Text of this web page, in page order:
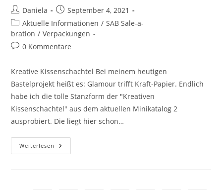
Daniela
September 4, 2021
Aktuelle Informationen / SAB Sale-a-
bration / Verpackungen
0 Kommentare
Kreative Kissenschachtel Bei meinem heutigen
Bastelprojekt heißt es: Glamour trifft Kraft-Papier. Endlich
habe ich die tolle Stanzform der "Kreativen
Kissenschachtel" aus dem aktuellen Minikatalog 2
ausprobiert. Die liegt hier schon…
Weiterlesen